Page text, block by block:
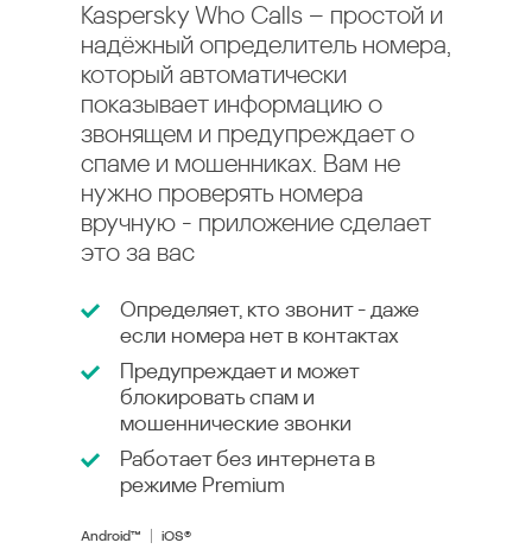
Kaspersky Who Calls – простой и
надёжный определитель номера,
который автоматически
показывает информацию о
звонящем и предупреждает о
спаме и мошенниках. Вам не
нужно проверять номера
вручную - приложение сделает
это за вас
Определяет, кто звонит - даже
если номера нет в контактах
Предупреждает и может
блокировать спам и
мошеннические звонки
Работает без интернета в
режиме Premium
Android™ iOS®